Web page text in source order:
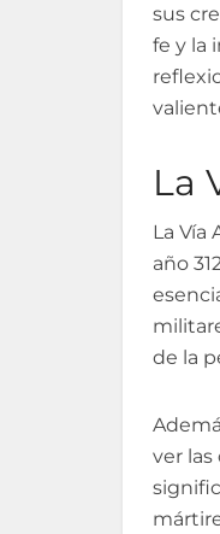
sus
fe y la
La
La Vía
año
de la
ver las